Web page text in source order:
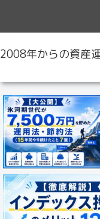
2008年からの資産